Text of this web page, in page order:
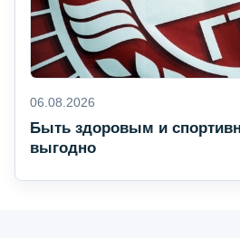
06.08.2026
Быть здоровым и
выгодно